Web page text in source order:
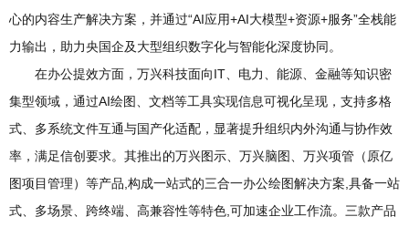
心的内容生产解决方案，并通过“AI应用+AI大模型+资源+服务”全栈能
力输出，助力央国企及大型组织数字化与智能化深度协同。
在办公提效方面，万兴科技面向IT、电力、能源、金融等知识密
集型领域，通过AI绘图、文档等工具实现信息可视化呈现，支持多格
式、多系统文件互通与国产化适配，显著提升组织内外沟通与协作效
率，满足信创要求。其推出的万兴图示、万兴脑图、万兴项管（原亿
图项目管理）等产品,构成一站式的三合一办公绘图解决方案,具备一站
式、多场景、跨终端、高兼容性等特色,可加速企业工作流。三款产品